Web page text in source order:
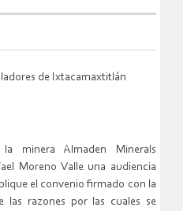
de Ixtacamaxtitlán
minera Almaden Minerals
Moreno Valle una audiencia
el convenio firmado con la
las razones por las cuales se